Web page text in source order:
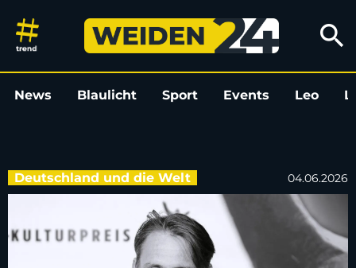
„Türkisch für Anfänger“-
search
News Blaulicht Sport Events Leo
Deutschland und die Welt 04.06.2026